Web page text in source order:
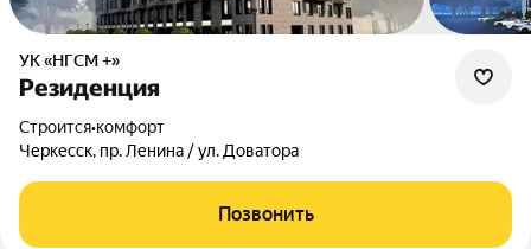
УК «НГСМ +»
Резиденция
Строится•комфорт
Черкесск, пр. Ленина / ул. Доватора
Позвонить